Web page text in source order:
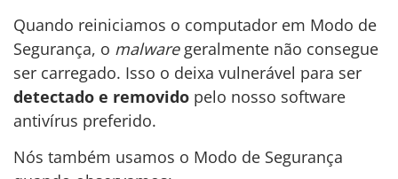
Quando reiniciamos o computador em Modo de
Segurança, o malwaregeralmente não consegue
ser carregado. Isso o deixa vulnerável para ser
detectado e removido pelo nosso software
antivírus preferido.
Nós também usamos o Modo de Segurança